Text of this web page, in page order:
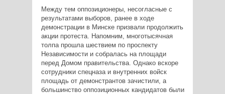
Между тем оппозиционеры, несогласные с
результатами выборов, ранее в ходе
демонстрации в Минске призвали продолжить
акции протеста. Напомним, многотысячная
толпа прошла шествием по проспекту
Независимости и собралась на площади
перед Домом правительства. Однако вскоре
сотрудники спецназа и внутренних войск
площадь от демонстрантов зачистили, а
большинство оппозиционных кандидатов были